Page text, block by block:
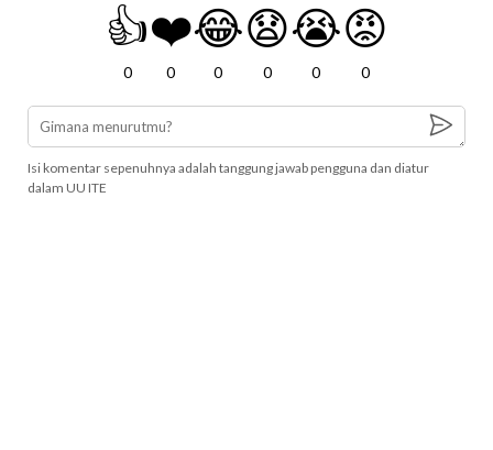
👍
0
❤️
0
😂
0
😧
0
😭
0
😡
0
Isi komentar sepenuhnya adalah tanggung jawab pengguna dan diatur
dalam UU ITE